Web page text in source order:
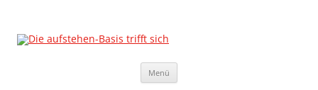
Menü